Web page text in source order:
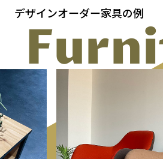
デザインオーダー家具の例